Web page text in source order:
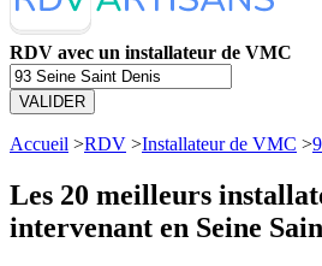
RDV avec un installateur de VMC
VALIDER
Accueil >RDV >Installateur de VMC >
Les 20 meilleurs
intervenant en Seine